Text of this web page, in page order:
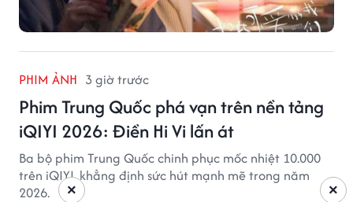
PHIM ẢNH 3 giờ trước
Phim Trung Quốc phá vạn trên nền tảng
iQIYI 2026: Điền Hi Vi lấn át
Ba bộ phim Trung Quốc chinh phục mốc nhiệt 10.000
trên iQIYI, khẳng định sức hút mạnh mẽ trong năm
2026.
×
×